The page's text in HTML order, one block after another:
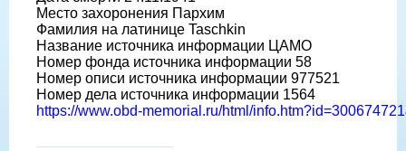
Место захоронения Пархим
Фамилия на латинице Taschkin
Название источника информации ЦАМО
Номер фонда источника информации 58
Номер описи источника информации 977521
Номер дела источника информации 1564
https://www.obd-memorial.ru/html/